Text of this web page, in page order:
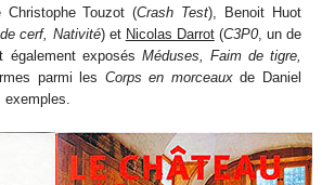
Touzot (Crash Test), Benoit Huot
cerf, Nativité) et Nicolas Darrot(C3P0, un de
également exposés Méduses, Faim de tigre,
parmi les Corps en morceauxde Daniel